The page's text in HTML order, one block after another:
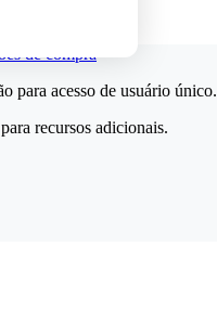
de compra
para acesso de usuário único.
para recursos adicionais.